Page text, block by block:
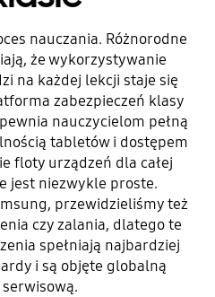
nauczania. Różnorodne
że wykorzystywanie
na każdej lekcji staje się
zabezpieczeń klasy
nauczycielom pełną
tabletów i dostępem
floty urządzeń dla całej
jest niezwykle proste.
przewidzieliśmy też
czy zalania, dlatego te
spełniają najbardziej
i są objęte globalną
serwisową.